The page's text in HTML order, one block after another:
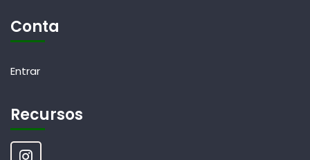
Conta
Entrar
Recursos